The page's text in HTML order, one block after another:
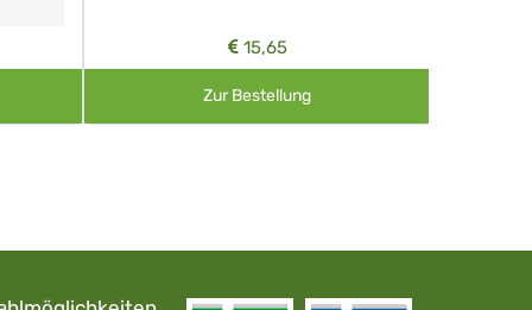
15,65
Zur Bestellung